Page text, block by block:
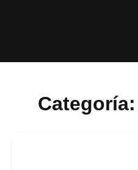
Categoría: